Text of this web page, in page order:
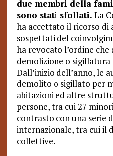
due membri della
sono stati sfollati. La
ha accettato il ricorso di
sospettati del
ha revocato l’ordine
demolizione o sigillatura
Dall’inizio dell’anno, le
demolito o sigillato per
abitazioni ed altre
persone, tra cui 27
contrasto con una serie
internazionale, tra cui il
collettive.